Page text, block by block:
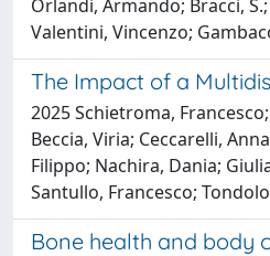
Orlandi, Armando; Bracci,
Valentini, Vincenzo;
The Impact of a
2025 Schietroma,
Beccia, Viria; Ceccarelli,
Filippo; Nachira, Dania;
Santullo, Francesco;
Bone health and body